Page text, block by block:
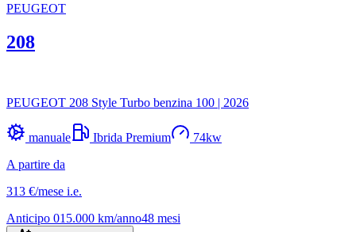
PEUGEOT
208
PEUGEOT 208 Style Turbo benzina 100 | 2026
manuale Ibrida Premium 74kw
A partire da
313 €/mese i.e.
Anticipo 015.000 km/anno48 mesi